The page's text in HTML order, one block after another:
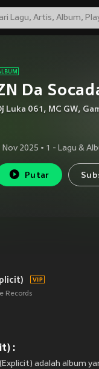
Da
Luka 061 , MC GW,
Nov 2025 • 1 - Lagu &
Putar
Records
:
adalah album